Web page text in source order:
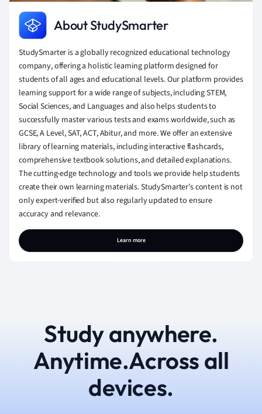
About StudySmarter
StudySmarter is a globally recognized educational technology
company, offering a holistic learning platform designed for
students of all ages and educational levels. Our platform provides
learning support for a wide range of subjects, including STEM,
Social Sciences, and Languages and also helps students to
successfully master various tests and exams worldwide, such as
GCSE, A Level, SAT, ACT, Abitur, and more. We offer an extensive
library of learning materials, including interactive flashcards,
comprehensive textbook solutions, and detailed explanations.
The cutting-edge technology and tools we provide help students
create their own learning materials. StudySmarter’s content is not
only expert-verified but also regularly updated to ensure
accuracy and relevance.
Learn more
Study anywhere.
Anytime.Across all
devices.